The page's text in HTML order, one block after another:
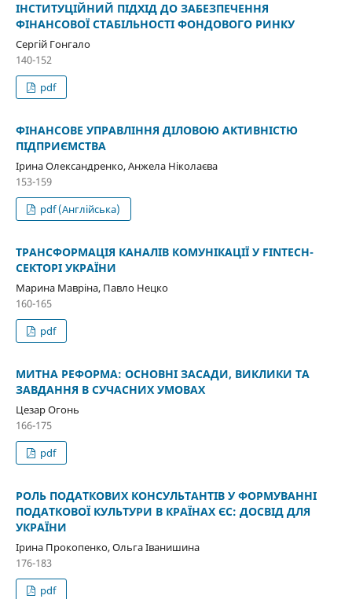
ІНСТИТУЦІЙНИЙ ПІДХІД ДО ЗАБЕЗПЕЧЕННЯ
ФІНАНСОВОЇ СТАБІЛЬНОСТІ ФОНДОВОГО РИНКУ
Сергій Гонгало
140-152
pdf
ФІНАНСОВЕ УПРАВЛІННЯ ДІЛОВОЮ АКТИВНІСТЮ
ПІДПРИЄМСТВА
Ірина Олександренко, Анжела Ніколаєва
153-159
pdf (Англійська)
ТРАНСФОРМАЦІЯ КАНАЛІВ КОМУНІКАЦІЇ У FINTECH-
СЕКТОРІ УКРАЇНИ
Марина Мавріна, Павло Нецко
160-165
pdf
МИТНА РЕФОРМА: ОСНОВНІ ЗАСАДИ, ВИКЛИКИ ТА
ЗАВДАННЯ В СУЧАСНИХ УМОВАХ
Цезар Огонь
166-175
pdf
РОЛЬ ПОДАТКОВИХ КОНСУЛЬТАНТІВ У ФОРМУВАННІ
ПОДАТКОВОЇ КУЛЬТУРИ В КРАЇНАХ ЄС: ДОСВІД ДЛЯ
УКРАЇНИ
Ірина Прокопенко, Ольга Іванишина
176-183
pdf